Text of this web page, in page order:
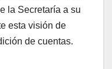
la Secretaría a su
esta visión de
de cuentas.